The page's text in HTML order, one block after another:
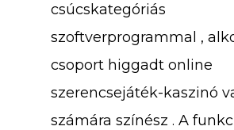
csúcskategóriás
szoftverprogrammal ,
csoport higgadt online
szerencsejáték-kaszinó
számára színész . A